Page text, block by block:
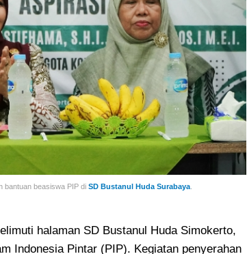
bantuan beasiswa PIP di SD Bustanul Huda Surabaya
halaman SD Bustanul Huda Simokerto,
Indonesia Pintar (PIP). Kegiatan penyerahan